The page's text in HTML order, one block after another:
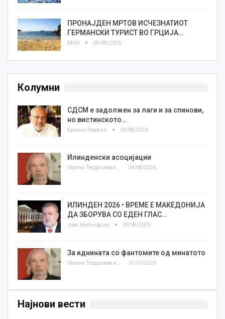
ПРОНАЈДЕН МРТОВ ИСЧЕЗНАТИОТ
ГЕРМАНСКИ ТУРИСТ ВО ГРЦИЈА…
МИА 06/08/2026
Колумни
СДСМ е задолжен за лаги и за спинови,
но вистинското…
Бранко Героски 06/08/2026
Илинденски асоцијации
Златко Теодосиевски 04/08/2026
ИЛИНДЕН 2026 • ВРЕМЕ Е МАКЕДОНИЈА
ДА ЗБОРУВА СО ЕДЕН ГЛАС…
Јове Кекеновски 03/08/2026
За иднината со фантомите од минатото
31/07/2026
Најнови вести